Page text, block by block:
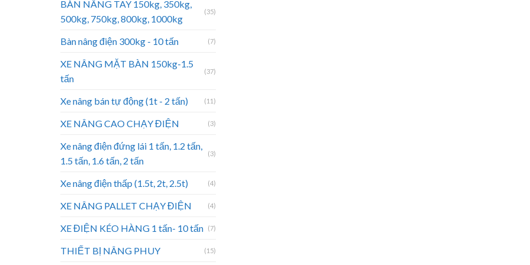
BÀN NÂNG TAY 150kg, 350kg,
500kg, 750kg, 800kg, 1000kg
(35)
Bàn nâng điện 300kg - 10 tấn (7)
XE NÂNG MẶT BÀN 150kg-1.5
tấn
(37)
Xe nâng bán tự động (1t - 2 tấn) (11)
XE NÂNG CAO CHẠY ĐIỆN (3)
Xe nâng điện đứng lái 1 tấn, 1.2 tấn,
1.5 tấn, 1.6 tấn, 2 tấn
(3)
Xe nâng điện thấp (1.5t, 2t, 2.5t) (4)
XE NÂNG PALLET CHẠY ĐIỆN (4)
XE ĐIỆN KÉO HÀNG 1 tấn- 10 tấn (7)
THIẾT BỊ NÂNG PHUY (15)